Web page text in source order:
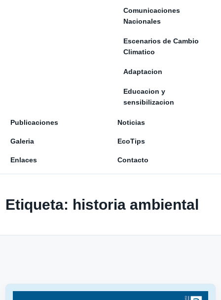
Comunicaciones
Nacionales
Escenarios de Cambio
Climatico
Adaptacion
Educacion y
sensibilizacion
Publicaciones Noticias
Galeria EcoTips
Enlaces Contacto
Etiqueta: historia ambiental